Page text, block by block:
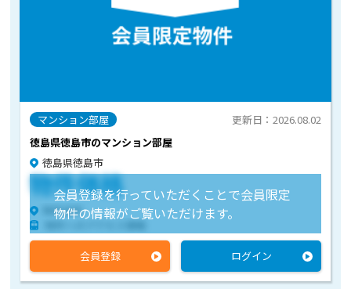
マンション部屋
徳島県徳島市のマンション部屋
更新日：2026.08.02
徳島県徳島市
会員登録を行っていただくことで会員限定
物件の情報がご覧いただけます。
物件価格
物件住所
会員登録 ログイン